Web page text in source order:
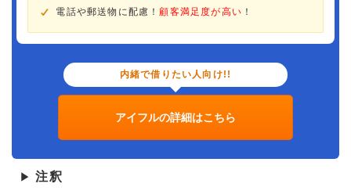
電話や郵送物に配慮！顧客満足度が高い ！
内緒で借りたい人向け!!
アイフルの詳細はこちら
▶ 注釈